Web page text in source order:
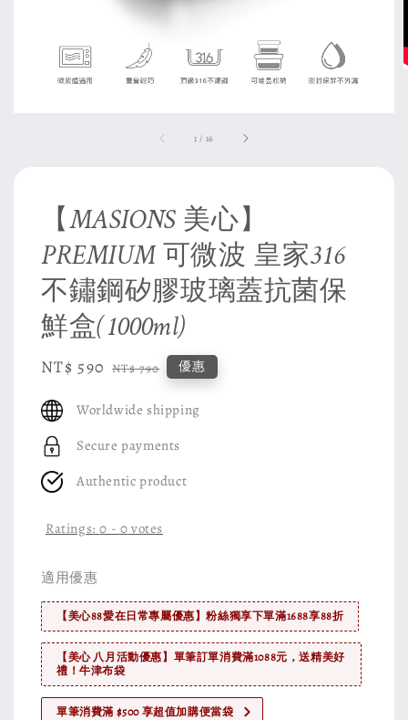
1 / 16
【MASIONS 美心】
PREMIUM 可微波 皇家316
不鏽鋼矽膠玻璃蓋抗菌保
鮮盒(1000ml)
Sale
NT$ 590 Regular
NT$ 790 優惠
Worldwide shipping
Secure payments
Authentic product
Ratings:0 - 0 votes
適用優惠
【美心88愛在日常專屬優惠】粉絲獨享下單滿1688享88折
【美心 八月活動優惠】單筆訂單消費滿1088元，送精美好
禮！牛津布袋
單筆消費滿 $500 享超值加購便當袋